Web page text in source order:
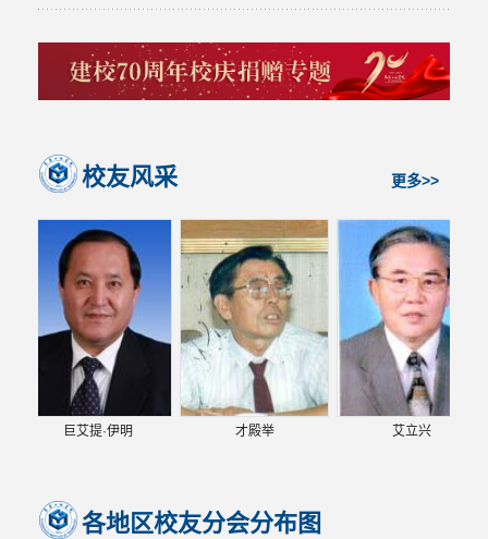
更多>>
校友风采
巨艾提·伊明 才殿举 艾立兴
各地区校友分会分布图